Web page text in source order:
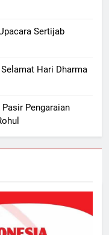
Sertijab
Hari Dharma
Pengaraian